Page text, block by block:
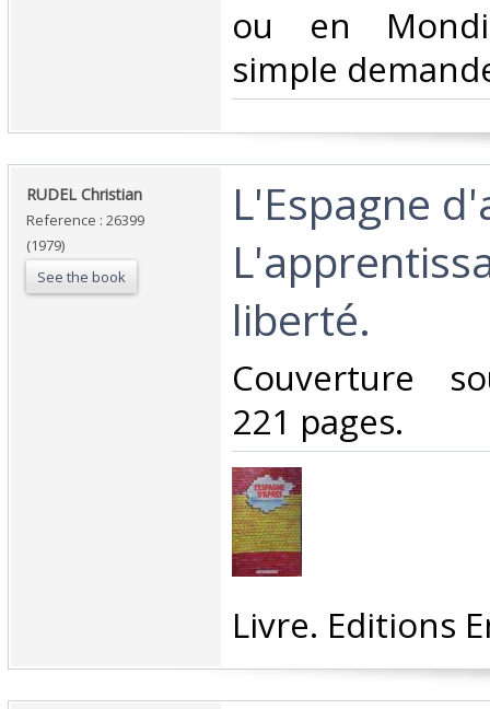
ou en
simple
‎RUDEL Christian ‎
Reference : 26399
(1979)
See the book
‎L'Espagne
liberté.‎
‎Couverture
221 pages.‎
‎Livre. Editions